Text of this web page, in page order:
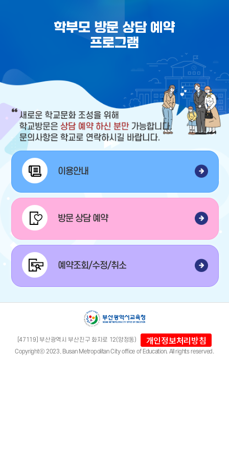
학부모 방문 상담 예약
프로그램
이용안내
방문 상담 예약
예약조회/수정/취소
[47119] 부산광역시 부산진구 화지로 12(양정동) 개인정보처리방침
Copyrightⓒ 2023, Busan Metropolitan City office of Education. All rights reserved.